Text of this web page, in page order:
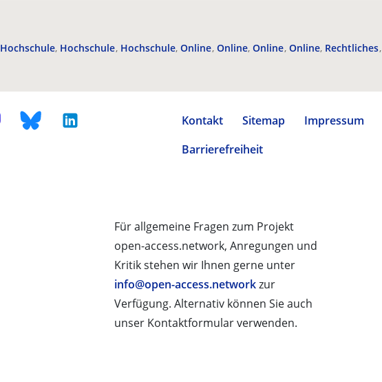
Hochschule Hochschule Hochschule Online Online Online Online Rechtliches
Kontakt Sitemap Impressum
Barrierefreiheit
Für allgemeine Fragen zum Projekt
open-access.network, Anregungen und
Kritik stehen wir Ihnen gerne unter
info@open-access.networkzur
Verfügung. Alternativ können Sie auch
unser Kontaktformular verwenden.